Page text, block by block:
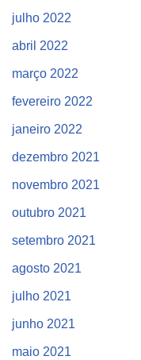
julho 2022
abril 2022
março 2022
fevereiro 2022
janeiro 2022
dezembro 2021
novembro 2021
outubro 2021
setembro 2021
agosto 2021
julho 2021
junho 2021
maio 2021